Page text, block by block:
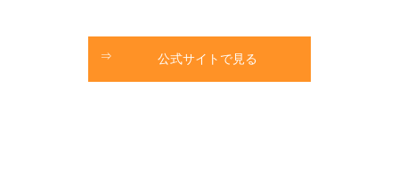
公式サイトで見る